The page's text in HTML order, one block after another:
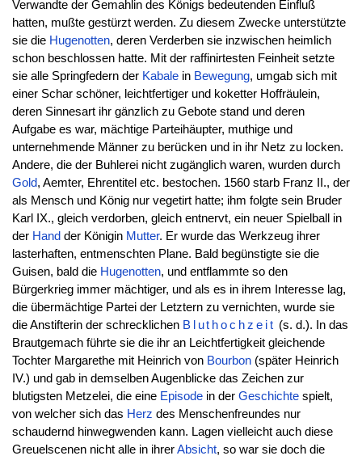
Verwandte der Gemahlin des Königs bedeutenden Einfluß
hatten, mußte gestürzt werden. Zu diesem Zwecke unterstützte
sie die Hugenotten, deren Verderben sie inzwischen heimlich
schon beschlossen hatte. Mit der raffinirtesten Feinheit setzte
sie alle Springfedern der Kabalein Bewegung, umgab sich mit
einer Schar schöner, leichtfertiger und koketter Hoffräulein,
deren Sinnesart ihr gänzlich zu Gebote stand und deren
Aufgabe es war, mächtige Parteihäupter, muthige und
unternehmende Männer zu berücken und in ihr Netz zu locken.
Andere, die der Buhlerei nicht zugänglich waren, wurden durch
Gold, Aemter, Ehrentitel etc. bestochen. 1560 starb Franz II., der
als Mensch und König nur vegetirt hatte; ihm folgte sein Bruder
Karl IX., gleich verdorben, gleich entnervt, ein neuer Spielball in
der Hand der Königin Mutter. Er wurde das Werkzeug ihrer
lasterhaften, entmenschten Plane. Bald begünstigte sie die
Guisen, bald die Hugenotten, und entflammte so den
Bürgerkrieg immer mächtiger, und als es in ihrem Interesse lag,
die übermächtige Partei der Letztern zu vernichten, wurde sie
die Anstifterin der schrecklichen Bluthochzeit (s. d.). In das
Brautgemach führte sie die ihr an Leichtfertigkeit gleichende
Tochter Margarethe mit Heinrich von Bourbon(später Heinrich
IV.) und gab in demselben Augenblicke das Zeichen zur
blutigsten Metzelei, die eine Episodein der Geschichtespielt,
von welcher sich das Herz des Menschenfreundes nur
schaudernd hinwegwenden kann. Lagen vielleicht auch diese
Greuelscenen nicht alle in ihrerAbsicht, so war sie doch die